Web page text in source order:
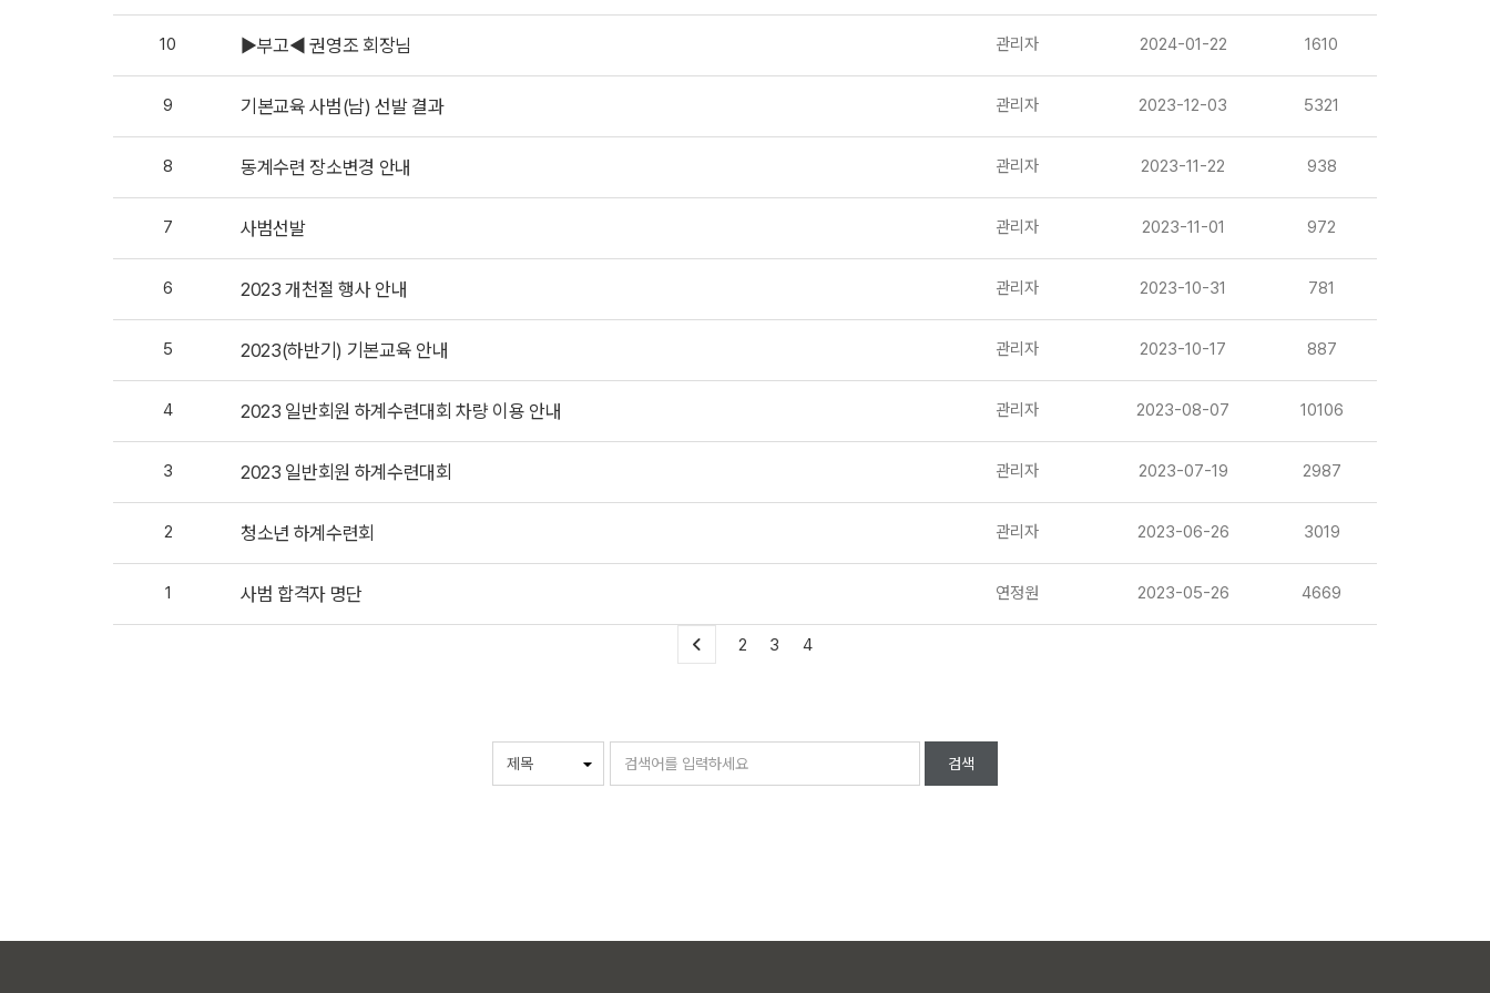
10 ▶부고◀ 권영조 회장님 관리자 2024-01-22 1610
9 기본교육 사범(남) 선발 결과 관리자 2023-12-03 5321
8 동계수련 장소변경 안내 관리자 2023-11-22 938
7 사범선발 관리자 2023-11-01 972
6 2023 개천절 행사 안내 관리자 2023-10-31 781
5 2023(하반기) 기본교육 안내 관리자 2023-10-17 887
4 2023 일반회원 하계수련대회 차량 이용 안내 관리자 2023-08-07 10106
3 2023 일반회원 하계수련대회 관리자 2023-07-19 2987
2 청소년 하계수련회 관리자 2023-06-26 3019
1 사범 합격자 명단 연정원 2023-05-26 4669
2 3 4
검색